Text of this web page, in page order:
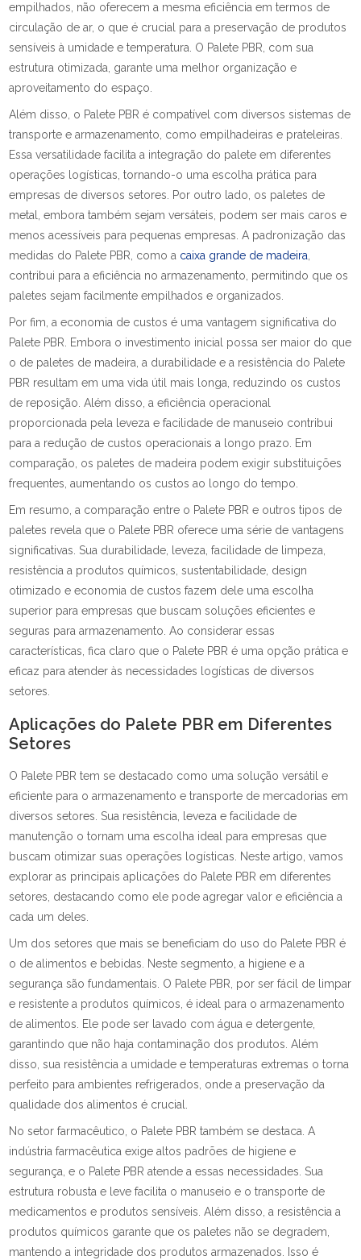
empilhados, não oferecem a mesma eficiência em termos de
circulação de ar, o que é crucial para a preservação de produtos
sensíveis à umidade e temperatura. O Palete PBR, com sua
estrutura otimizada, garante uma melhor organização e
aproveitamento do espaço.
Além disso, o Palete PBR é compatível com diversos sistemas de
transporte e armazenamento, como empilhadeiras e prateleiras.
Essa versatilidade facilita a integração do palete em diferentes
operações logísticas, tornando-o uma escolha prática para
empresas de diversos setores. Por outro lado, os paletes de
metal, embora também sejam versáteis, podem ser mais caros e
menos acessíveis para pequenas empresas. A padronização das
medidas do Palete PBR, como a caixa grande de madeira
contribui para a eficiência no armazenamento, permitindo que os
paletes sejam facilmente empilhados e organizados.
Por fim, a economia de custos é uma vantagem significativa do
Palete PBR. Embora o investimento inicial possa ser maior do que
o de paletes de madeira, a durabilidade e a resistência do Palete
PBR resultam em uma vida útil mais longa, reduzindo os custos
de reposição. Além disso, a eficiência operacional
proporcionada pela leveza e facilidade de manuseio contribui
para a redução de custos operacionais a longo prazo. Em
comparação, os paletes de madeira podem exigir substituições
frequentes, aumentando os custos ao longo do tempo.
Em resumo, a comparação entre o Palete PBR e outros tipos de
paletes revela que o Palete PBR oferece uma série de vantagens
significativas. Sua durabilidade, leveza, facilidade de limpeza,
resistência a produtos químicos, sustentabilidade, design
otimizado e economia de custos fazem dele uma escolha
superior para empresas que buscam soluções eficientes e
seguras para armazenamento. Ao considerar essas
características, fica claro que o Palete PBR é uma opção prática e
eficaz para atender às necessidades logísticas de diversos
setores.
Aplicações do Palete PBR em Diferentes
Setores
O Palete PBR tem se destacado como uma solução versátil e
eficiente para o armazenamento e transporte de mercadorias em
diversos setores. Sua resistência, leveza e facilidade de
manutenção o tornam uma escolha ideal para empresas que
buscam otimizar suas operações logísticas. Neste artigo, vamos
explorar as principais aplicações do Palete PBR em diferentes
setores, destacando como ele pode agregar valor e eficiência a
cada um deles.
Um dos setores que mais se beneficiam do uso do Palete PBR é
o de alimentos e bebidas. Neste segmento, a higiene e a
segurança são fundamentais. O Palete PBR, por ser fácil de limpar
e resistente a produtos químicos, é ideal para o armazenamento
de alimentos. Ele pode ser lavado com água e detergente,
garantindo que não haja contaminação dos produtos. Além
disso, sua resistência a umidade e temperaturas extremas o torna
perfeito para ambientes refrigerados, onde a preservação da
qualidade dos alimentos é crucial.
No setor farmacêutico, o Palete PBR também se destaca. A
indústria farmacêutica exige altos padrões de higiene e
segurança, e o Palete PBR atende a essas necessidades. Sua
estrutura robusta e leve facilita o manuseio e o transporte de
medicamentos e produtos sensíveis. Além disso, a resistência a
produtos químicos garante que os paletes não se degradem,
mantendo a integridade dos produtos armazenados. Isso é